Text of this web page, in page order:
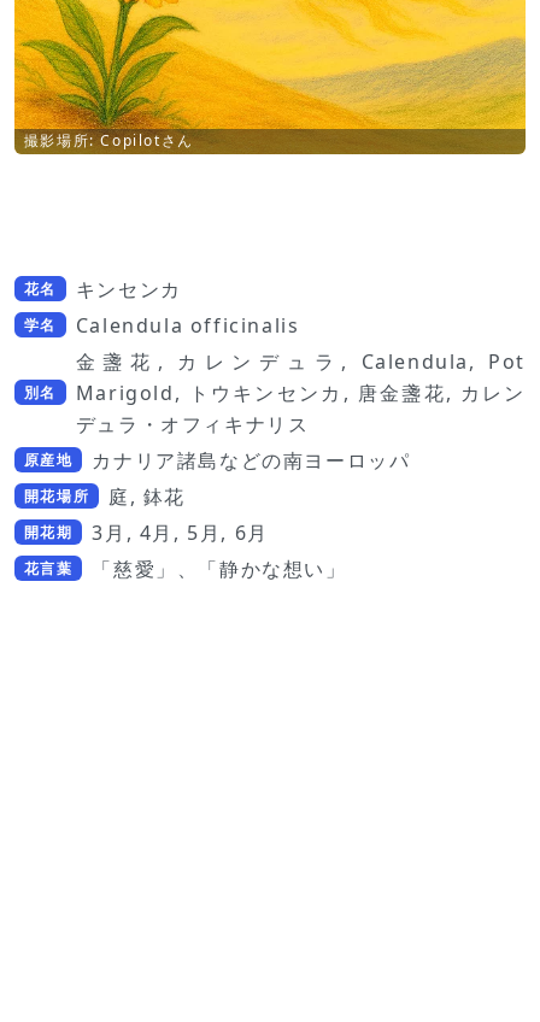
撮影場所: Copilotさん
花名 キンセンカ
学名 Calendula officinalis
別名
金盞花, カレンデュラ, Calendula, Pot
Marigold, トウキンセンカ, 唐金盞花, カレン
デュラ・オフィキナリス
原産地 カナリア諸島などの南ヨーロッパ
開花場所 庭, 鉢花
開花期 3月, 4月, 5月, 6月
花言葉 「慈愛」、「静かな想い」